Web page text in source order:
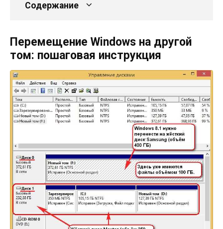
Содержание
Перемещение Windows на другой
том: пошаговая инструкция